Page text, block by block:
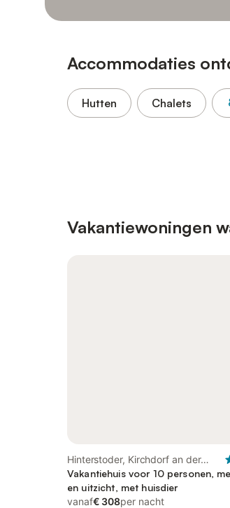
Accommodaties
Hutten Chalets
Vakantiewoningen
Hinterstoder, Kirchdorf an der
Krems (Bezirk)
Vakantiehuis voor 10 personen,
en uitzicht, met huisdier
vanaf€ 308per nacht